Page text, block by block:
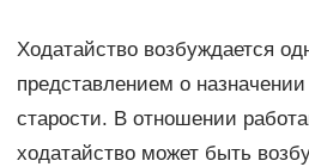
Ходатайство возбуждается
представлением о
старости. В отношении
ходатайство может быть